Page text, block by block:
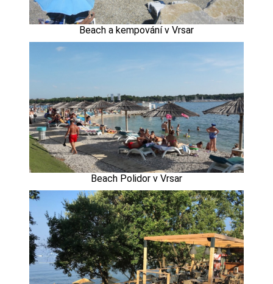
Beach a kempování v Vrsar
Beach Polidor v Vrsar